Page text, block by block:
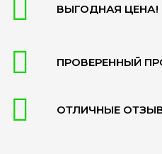
ВЫГОДНАЯ ЦЕНА!
ПРОВЕРЕННЫЙ
ОТЛИЧНЫЕ